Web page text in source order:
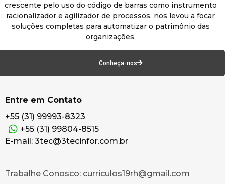
crescente pelo uso do código de barras como instrumento
racionalizador e agilizador de processos, nos levou a focar
soluções completas para automatizar o patrimônio das
organizações.
Conheça-nos
Entre em Contato
+55 (31) 99993-8323
+55 (31) 99804-8515
E-mail: 3tec@3tecinfor.com.br
Trabalhe Conosco: curriculos19rh@gmail.com